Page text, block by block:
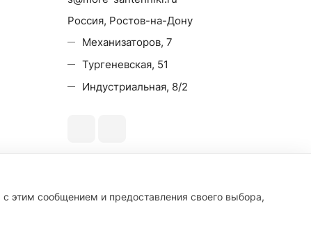
этим сообщением и предоставления своего выбора,
Россия, Ростов-на-Дону
Механизаторов, 7
Тургеневская, 51
Индустриальная, 8/2